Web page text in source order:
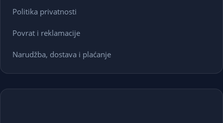
Politika privatnosti
Povrat i reklamacije
Narudžba, dostava i plaćanje